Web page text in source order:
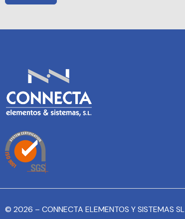
© 2026 – CONNECTA ELEMENTOS Y SISTEMAS SL